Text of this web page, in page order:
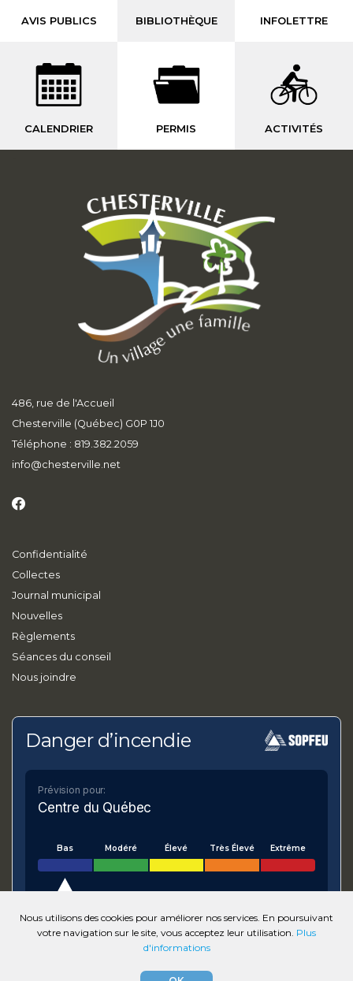
AVIS PUBLICS BIBLIOTHÈQUE INFOLETTRE
CALENDRIER PERMIS ACTIVITÉS
486, rue de l'Accueil
Chesterville (Québec) G0P 1J0
Téléphone : 819.382.2059
info@chesterville.net
Confidentialité
Collectes
Journal municipal
Nouvelles
Règlements
Séances du conseil
Nous joindre
Danger d’incendie
Prévision pour:
Centre du Québec
Bas Modéré Élevé Très Élevé Extrême
VOIR SUR LA CARTE
Nous utilisons des cookies pour améliorer nos services. En poursuivant
votre navigation sur le site, vous acceptez leur utilisation. Plus
d'informations
agence SEO intégration de l'IA